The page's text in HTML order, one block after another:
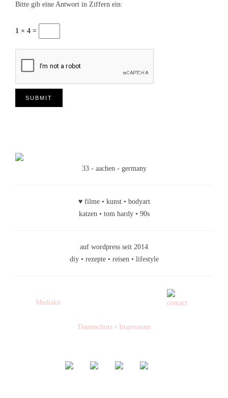
Bitte gib eine Antwort in Ziffern ein:
1 × 4 =
33 - aachen - germany
♥ filme • kunst • bodyart
katzen • tom hardy • 90s
auf wordpress seit 2014
diy • rezepte • reisen • lifestyle
Mediakit
Datenschutz· Impressum